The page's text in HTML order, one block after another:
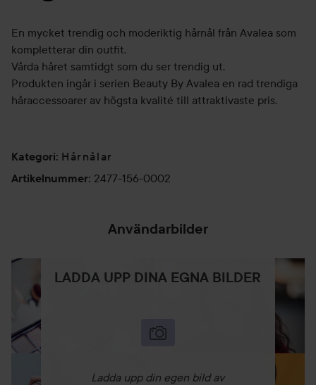
En mycket trendig och moderiktig hårnål från Avalea som
kompletterar din outfit.
Vårda håret samtidgt som du ser trendig ut.
Produkten ingår i serien Beauty By Avalea en rad trendiga
håraccessoarer av högsta kvalité till attraktivaste pris.
Kategori: Hårnålar
Artikelnummer: 2477-156-0002
Användarbilder
LADDA UPP DINA EGNA BILDER
Ladda upp din egen bild av